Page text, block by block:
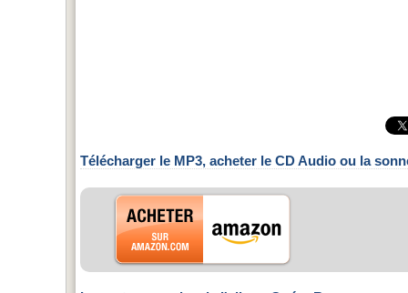
Télécharger le MP3, acheter le CD Audio ou la